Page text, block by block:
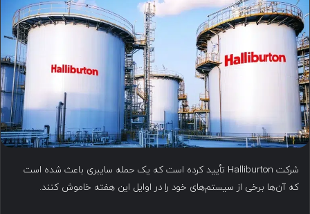
ل
شرکت ​Halliburton تأیید کرده است که یک حمله سایبری باعث شده است
که آن‌ها برخی از سیستم‌های خود را در اوایل این هفته خاموش کنند.